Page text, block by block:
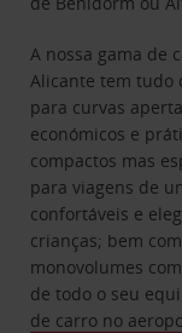
A nossa gama de
Alicante tem tudo
para curvas
económicos e
compactos mas
para viagens de
confortáveis e
crianças; bem
monovolumes
de todo o seu
de carro no